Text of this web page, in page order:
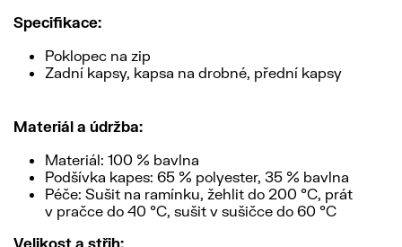
Specifikace:
Poklopec na zip
Zadní kapsy, kapsa na drobné, přední kapsy
Materiál a údržba:
Materiál: 100 % bavlna
Podšívka kapes: 65 % polyester, 35 % bavlna
Péče: Sušit na ramínku, žehlit do 200 °C, prát
v pračce do 40 °C, sušit v sušičce do 60 °C
Velikost a střih: